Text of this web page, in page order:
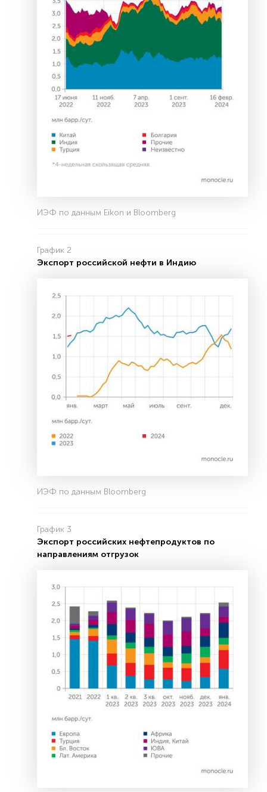
ИЭФ по данным Eikon и Bloomberg
График 2
Экспорт российской нефти в Индию
ИЭФ по данным Bloomberg
График 3
Экспорт российских нефтепродуктов по
направлениям отгрузок